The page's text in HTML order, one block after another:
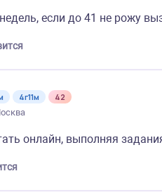
если до 41 не рожу
4г11м
42
онлайн, выполняя